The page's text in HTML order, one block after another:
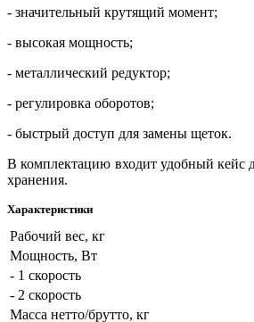
- значительный крутящий момент;
- высокая мощность;
- металлический редуктор;
- регулировка оборотов;
- быстрый доступ для замены щеток.
В комплектацию входит удобный кейс
хранения.
Характеристики
Рабочий вес, кг
Мощность, Вт
- 1 скорость
- 2 скорость
Масса нетто/брутто, кг